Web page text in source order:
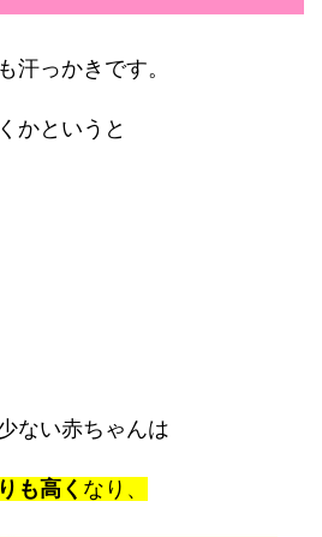
汗っかきです。
かというと
ない赤ちゃんは
も高く なり、